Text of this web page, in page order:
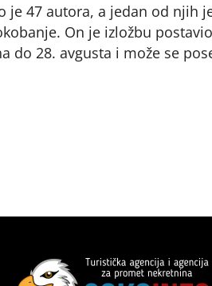
je 47 autora, a jedan od njih
On je izložbu
do 28. avgusta i može se